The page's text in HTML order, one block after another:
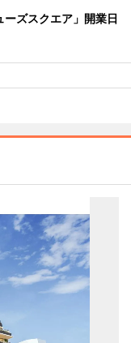
ズスクエア」開業日